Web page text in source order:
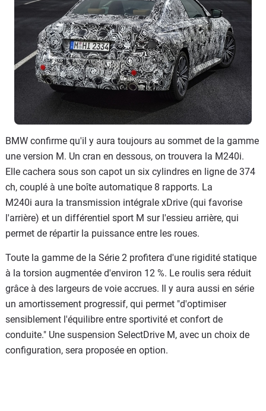
BMW confirme qu'il y aura toujours au sommet de la gamme
une version M. Un cran en dessous, on trouvera la M240i.
Elle cachera sous son capot un six cylindres en ligne de 374
ch, couplé à une boîte automatique 8 rapports. La
M240i aura la transmission intégrale xDrive (qui favorise
l'arrière) et un différentiel sport M sur l'essieu arrière, qui
permet de répartir la puissance entre les roues.
Toute la gamme de la Série 2 profitera d'une rigidité statique
à la torsion augmentée d'environ 12 %. Le roulis sera réduit
grâce à des largeurs de voie accrues. Il y aura aussi en série
un amortissement progressif, qui permet "d'optimiser
sensiblement l'équilibre entre sportivité et confort de
conduite." Une suspension SelectDrive M, avec un choix de
configuration, sera proposée en option.